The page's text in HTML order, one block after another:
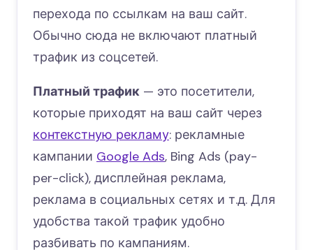
перехода по ссылкам на ваш сайт.
Обычно сюда не включают платный
трафик из соцсетей.
Платный трафик — это посетители,
которые приходят на ваш сайт через
контекстную рекламу: рекламные
кампании Google Ads, Bing Ads (pay-
per-click), дисплейная реклама,
реклама в социальных сетях и т.д. Для
удобства такой трафик удобно
разбивать по кампаниям.